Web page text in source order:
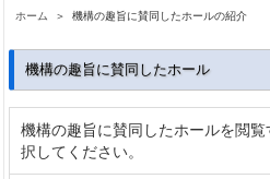
ホーム ＞ 機構の趣旨に賛同したホールの紹介
機構の趣旨に賛同したホール
機構の趣旨に賛同したホールを閲
択してください。